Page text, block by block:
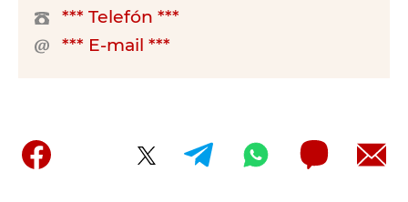
*** Telefón ***
*** E-mail ***